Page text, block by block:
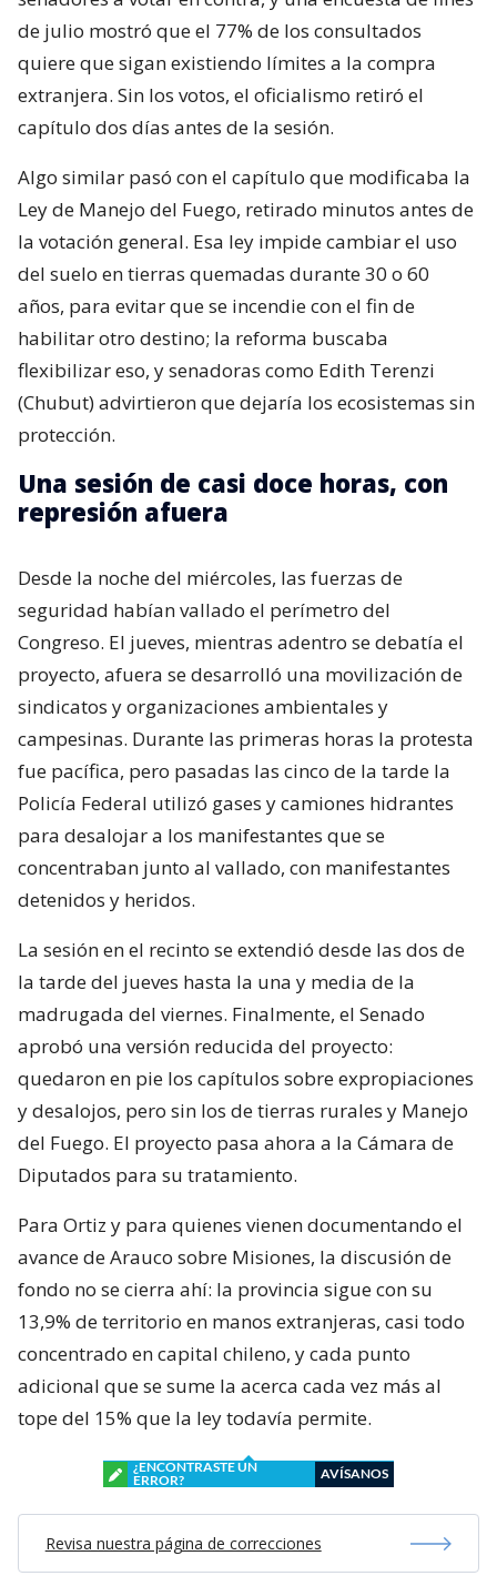
de julio mostró que el 77% de los consultados
quiere que sigan existiendo límites a la compra
extranjera. Sin los votos, el oficialismo retiró el
capítulo dos días antes de la sesión.
Algo similar pasó con el capítulo que modificaba la
Ley de Manejo del Fuego, retirado minutos antes de
la votación general. Esa ley impide cambiar el uso
del suelo en tierras quemadas durante 30 o 60
años, para evitar que se incendie con el fin de
habilitar otro destino; la reforma buscaba
flexibilizar eso, y senadoras como Edith Terenzi
(Chubut) advirtieron que dejaría los ecosistemas sin
protección.
Una sesión de casi doce horas, con
represión afuera
Desde la noche del miércoles, las fuerzas de
seguridad habían vallado el perímetro del
Congreso. El jueves, mientras adentro se debatía el
proyecto, afuera se desarrolló una movilización de
sindicatos y organizaciones ambientales y
campesinas. Durante las primeras horas la protesta
fue pacífica, pero pasadas las cinco de la tarde la
Policía Federal utilizó gases y camiones hidrantes
para desalojar a los manifestantes que se
concentraban junto al vallado, con manifestantes
detenidos y heridos.
La sesión en el recinto se extendió desde las dos de
la tarde del jueves hasta la una y media de la
madrugada del viernes. Finalmente, el Senado
aprobó una versión reducida del proyecto:
quedaron en pie los capítulos sobre expropiaciones
y desalojos, pero sin los de tierras rurales y Manejo
del Fuego. El proyecto pasa ahora a la Cámara de
Diputados para su tratamiento.
Para Ortiz y para quienes vienen documentando el
avance de Arauco sobre Misiones, la discusión de
fondo no se cierra ahí: la provincia sigue con su
13,9% de territorio en manos extranjeras, casi todo
concentrado en capital chileno, y cada punto
adicional que se sume la acerca cada vez más al
tope del 15% que la ley todavía permite.
¿ENCONTRASTE UN
ERROR?
AVÍSANOS
Revisa nuestra página de correcciones